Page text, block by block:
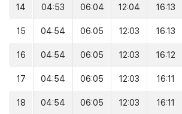
14 04:53 06:04 12:04 16:13
15 04:54 06:05 12:03 16:13
16 04:54 06:05 12:03 16:12
17 04:54 06:05 12:03 16:11
18 04:54 06:05 12:03 16:11